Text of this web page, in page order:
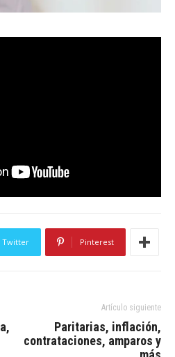
Twitter Pinterest
Artículo siguiente
Paritarias, inflación,
contrataciones, amparos y